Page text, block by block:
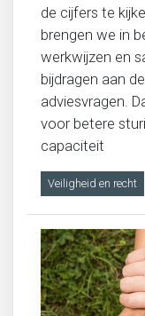
de cijfers te
brengen we in
werkwijzen en
bijdragen aan
adviesvragen.
voor betere
capaciteit
Veiligheid en recht